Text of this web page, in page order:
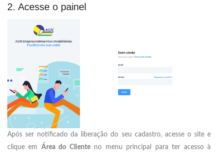
2. Acesse o painel
Após ser notificado da liberação do seu cadastro, acesse o site e
clique em Área do Clienteno menu principal para ter acesso à